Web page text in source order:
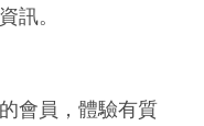
訊。
會員，體驗有質